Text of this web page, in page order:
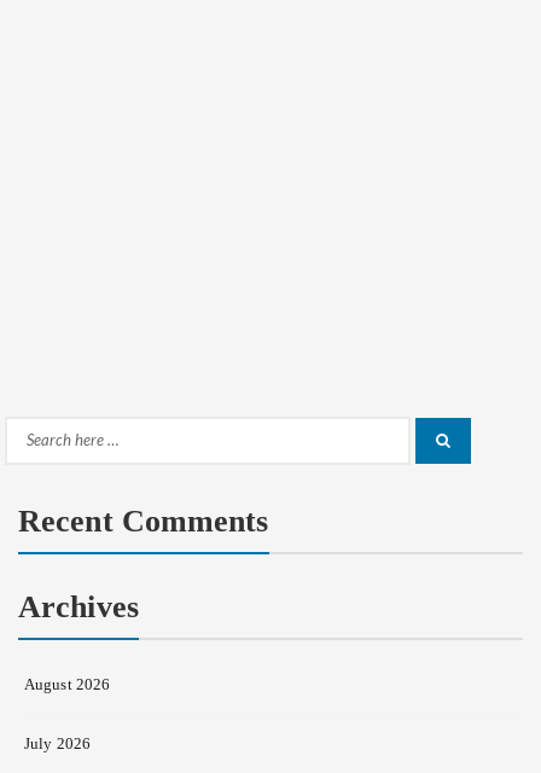
Search
Recent Comments
Archives
August 2026
July 2026